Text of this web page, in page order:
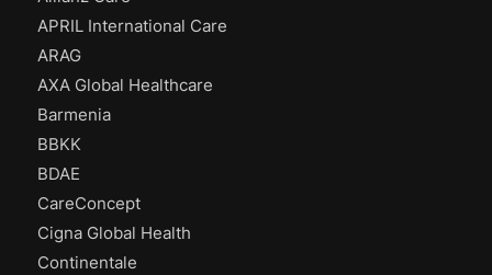
APRIL International Care
ARAG
AXA Global Healthcare
Barmenia
BBKK
BDAE
CareConcept
Cigna Global Health
Continentale